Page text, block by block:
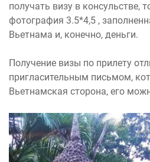
получать визу в консульстве,
фотография 3.5*4,5 ,
Вьетнама и, конечно, деньги.
Получение визы по прилету
пригласительным письмом,
Вьетнамская сторона, его